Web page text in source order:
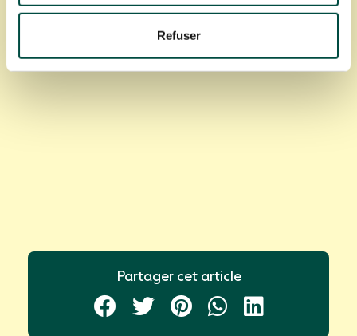
Refuser
L’équipe de circonscription à laquelle il
Partager cet article